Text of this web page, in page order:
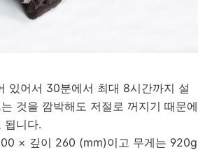
있어서 30분에서 최대 8시간까지 설
것을 깜박해도 저절로 꺼지기 때문에
됩니다.
× 깊이 260 (mm)이고 무게는 920g